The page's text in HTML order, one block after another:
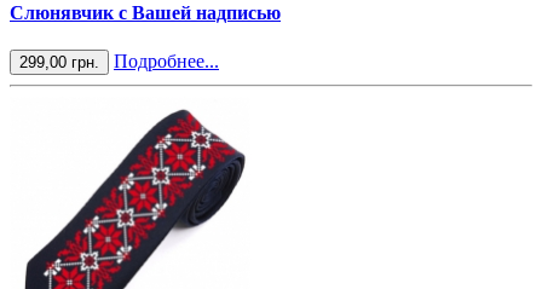
Слюнявчик с Вашей надписью
299,00 грн. Подробнее...